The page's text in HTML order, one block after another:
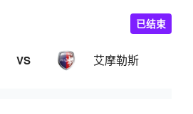
VS 艾摩勒斯
已结束